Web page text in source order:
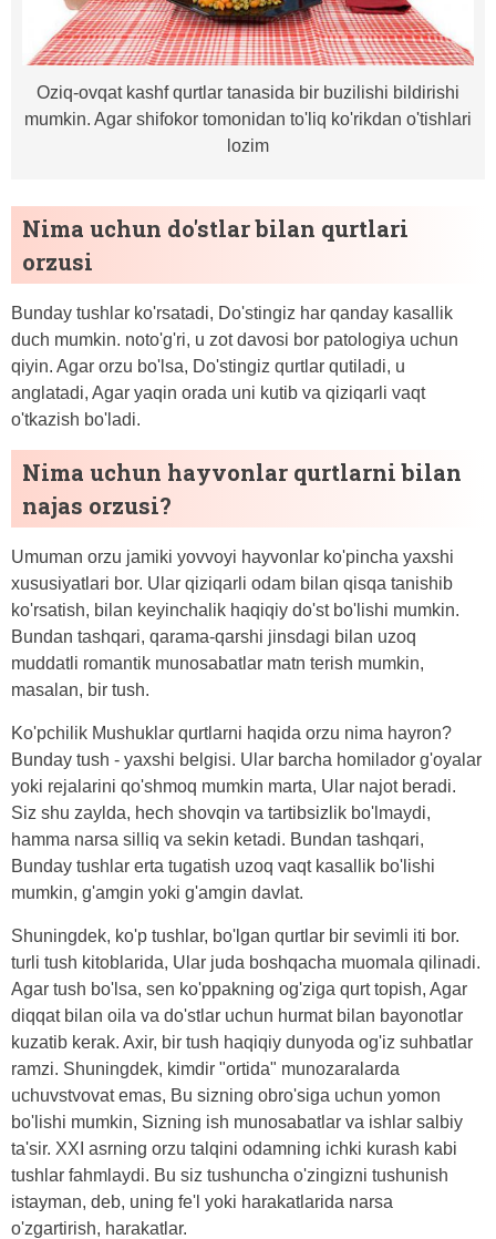
Oziq-ovqat kashf qurtlar tanasida bir buzilishi bildirishi
mumkin. Agar shifokor tomonidan to'liq ko'rikdan o'tishlari
lozim
Nima uchun do'stlar bilan qurtlari
orzusi
Bunday tushlar ko'rsatadi, Do'stingiz har qanday kasallik
duch mumkin. noto'g'ri, u zot davosi bor patologiya uchun
qiyin. Agar orzu bo'lsa, Do'stingiz qurtlar qutiladi, u
anglatadi, Agar yaqin orada uni kutib va ​​qiziqarli vaqt
o'tkazish bo'ladi.
Nima uchun hayvonlar qurtlarni bilan
najas orzusi?
Umuman orzu jamiki yovvoyi hayvonlar ko'pincha yaxshi
xususiyatlari bor. Ular qiziqarli odam bilan qisqa tanishib
ko'rsatish, bilan keyinchalik haqiqiy do'st bo'lishi mumkin.
Bundan tashqari, qarama-qarshi jinsdagi bilan uzoq
muddatli romantik munosabatlar matn terish mumkin,
masalan, bir tush.
Ko'pchilik Mushuklar qurtlarni haqida orzu nima hayron?
Bunday tush - yaxshi belgisi. Ular barcha homilador g'oyalar
yoki rejalarini qo'shmoq mumkin marta, Ular najot beradi.
Siz shu zaylda, hech shovqin va tartibsizlik bo'lmaydi,
hamma narsa silliq va sekin ketadi. Bundan tashqari,
Bunday tushlar erta tugatish uzoq vaqt kasallik bo'lishi
mumkin, g'amgin yoki g'amgin davlat.
Shuningdek, ko'p tushlar, bo'lgan qurtlar bir sevimli iti bor.
turli tush kitoblarida, Ular juda boshqacha muomala qilinadi.
Agar tush bo'lsa, sen ko'ppakning og'ziga qurt topish, Agar
diqqat bilan oila va do'stlar uchun hurmat bilan bayonotlar
kuzatib kerak. Axir, bir tush haqiqiy dunyoda og'iz suhbatlar
ramzi. Shuningdek, kimdir "ortida" munozaralarda
uchuvstvovat emas, Bu sizning obro'siga uchun yomon
bo'lishi mumkin, Sizning ish munosabatlar va ishlar salbiy
ta'sir. XXI asrning orzu talqini odamning ichki kurash kabi
tushlar fahmlaydi. Bu siz tushuncha o'zingizni tushunish
istayman, deb, uning fe'l yoki harakatlarida narsa
o'zgartirish, harakatlar.